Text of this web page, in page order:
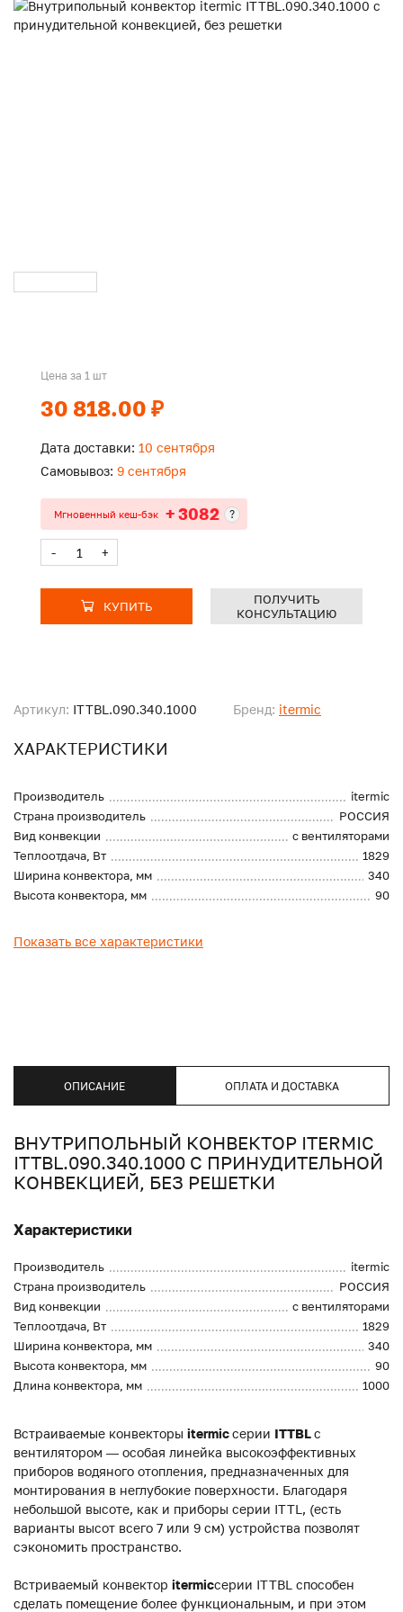
Артикул: ITTBL.090.340.1000 Бренд: itermic
ХАРАКТЕРИСТИКИ
Производитель
itermic
Страна производитель
РОССИЯ
Вид конвекции
с вентиляторами
Теплоотдача, Вт
1829
Ширина конвектора, мм
340
Высота конвектора, мм
90
Показать все характеристики
Цена за 1 шт
30 818.00 ₽
Дата доставки: 10 сентября
Самовывоз: 9 сентября
Мгновенный кеш-бэк + 3082 ?
- +
КУПИТЬ
ПОЛУЧИТЬ
КОНСУЛЬТАЦИЮ
ОПИСАНИЕ ОПЛАТА И ДОСТАВКА
ВНУТРИПОЛЬНЫЙ КОНВЕКТОР ITERMIC
ITTBL.090.340.1000 С ПРИНУДИТЕЛЬНОЙ
КОНВЕКЦИЕЙ, БЕЗ РЕШЕТКИ
Характеристики
Производитель
itermic
Страна производитель
РОССИЯ
Вид конвекции
с вентиляторами
Теплоотдача, Вт
1829
Ширина конвектора, мм
340
Высота конвектора, мм
90
Длина конвектора, мм
1000
Встраиваемые конвекторы itermicсерии ITTBLс
вентилятором — особая линейка высокоэффективных
приборов водяного отопления, предназначенных для
монтирования в неглубокие поверхности. Благодаря
небольшой высоте, как и приборы серии ITTL, (есть
варианты высот всего 7 или 9 см) устройства позволят
сэкономить пространство.
Встриваемый конвектор itermicсерии ITTBL способен
сделать помещение более функциональным, и при этом